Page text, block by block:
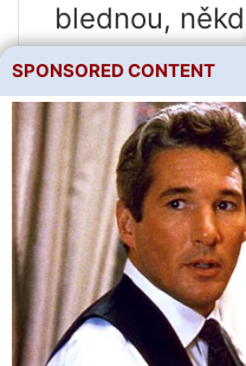
blednou,
šeda. Tato
kontrolovat
antimykotiky.
Potíže s
SPONSORED CONTENT